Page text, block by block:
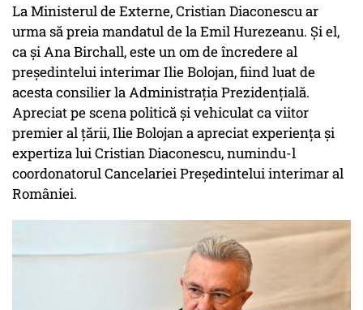
La Ministerul de Externe, Cristian Diaconescu ar
urma să preia mandatul de la Emil Hurezeanu. Și el,
ca și Ana Birchall, este un om de încredere al
președintelui interimar Ilie Bolojan, fiind luat de
acesta consilier la Administrația Prezidențială.
Apreciat pe scena politică și vehiculat ca viitor
premier al țării, Ilie Bolojan a apreciat experiența și
expertiza lui Cristian Diaconescu, numindu-l
coordonatorul Cancelariei Președintelui interimar al
României.